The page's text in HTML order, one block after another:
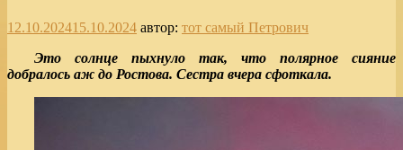
12.10.202415.10.2024 автор: тот самый Петрович
Это солнце пыхнуло так, что полярное сияние
добралось аж до Ростова. Сестра вчера сфоткала.